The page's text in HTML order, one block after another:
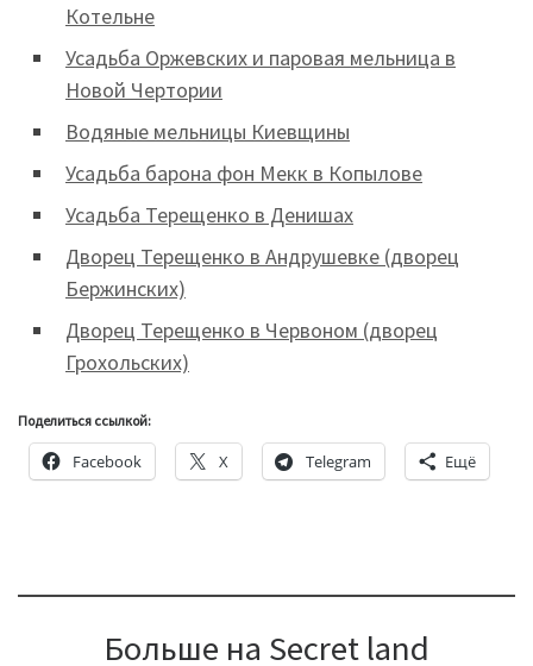
Котельне
Усадьба Оржевских и паровая мельница в
Новой Чертории
Водяные мельницы Киевщины
Усадьба барона фон Мекк в Копылове
Усадьба Терещенко в Денишах
Дворец Терещенко в Андрушевке (дворец
Бержинских)
Дворец Терещенко в Червоном (дворец
Грохольских)
Поделиться ссылкой:
Facebook X Telegram Ещё
Больше на Secret land